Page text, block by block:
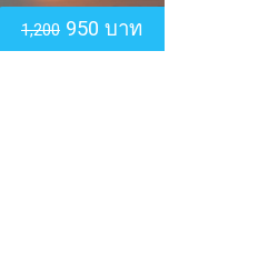
1,200 950 บาท